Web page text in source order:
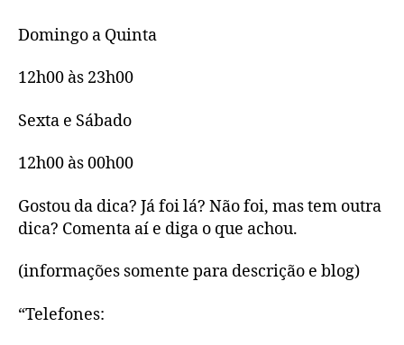
Domingo a Quinta
12h00 às 23h00
Sexta e Sábado
12h00 às 00h00
Gostou da dica? Já foi lá? Não foi, mas tem outra
dica? Comenta aí e diga o que achou.
(informações somente para descrição e blog)
“Telefones: